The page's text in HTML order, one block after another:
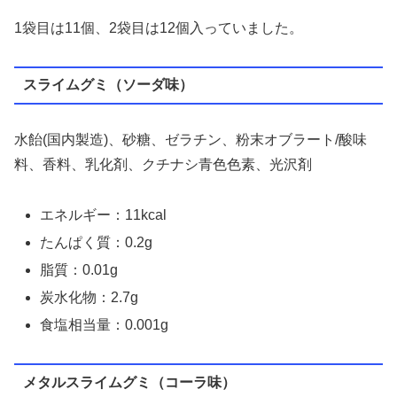
1袋目は11個、2袋目は12個入っていました。
スライムグミ（ソーダ味）
水飴(国内製造)、砂糖、ゼラチン、粉末オブラート/酸味
料、香料、乳化剤、クチナシ青色色素、光沢剤
エネルギー：11kcal
たんぱく質：0.2g
脂質：0.01g
炭水化物：2.7g
食塩相当量：0.001g
メタルスライムグミ（コーラ味）